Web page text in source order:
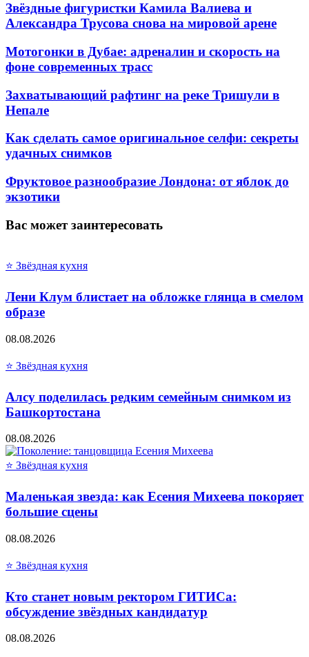
Звёздные фигуристки Камила Валиева и
Александра Трусова снова на мировой арене
Мотогонки в Дубае: адреналин и скорость на
фоне современных трасс
Захватывающий рафтинг на реке Тришули в
Непале
Как сделать самое оригинальное селфи: секреты
удачных снимков
Фруктовое разнообразие Лондона: от яблок до
экзотики
Вас может заинтересовать
⭐ Звёздная кухня
Лени Клум блистает на обложке глянца в смелом
образе
08.08.2026
⭐ Звёздная кухня
Алсу поделилась редким семейным снимком из
Башкортостана
08.08.2026
⭐ Звёздная кухня
Маленькая звезда: как Есения Михеева покоряет
большие сцены
08.08.2026
⭐ Звёздная кухня
Кто станет новым ректором ГИТИСа:
обсуждение звёздных кандидатур
08.08.2026